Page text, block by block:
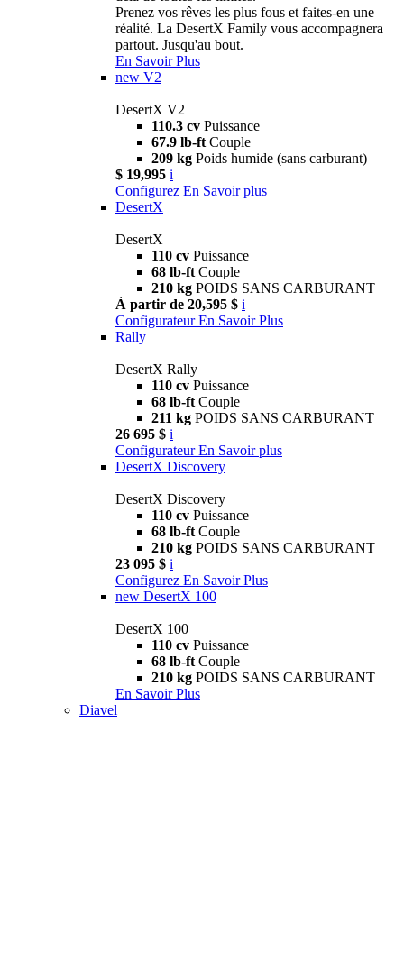
Prenez vos rêves les plus fous et faites-en une
réalité. La DesertX Family vous accompagnera
partout. Jusqu'au bout.
En Savoir Plus
new V2
DesertX V2
110.3 cv Puissance
67.9 lb-ft Couple
209 kg Poids humide (sans carburant)
$ 19,995 i
Configurez En Savoir plus
DesertX
DesertX
110 cv Puissance
68 lb-ft Couple
210 kg POIDS SANS CARBURANT
À partir de 20,595 $ i
Configurateur En Savoir Plus
Rally
DesertX Rally
110 cv Puissance
68 lb-ft Couple
211 kg POIDS SANS CARBURANT
26 695 $ i
Configurateur En Savoir plus
DesertX Discovery
DesertX Discovery
110 cv Puissance
68 lb-ft Couple
210 kg POIDS SANS CARBURANT
23 095 $ i
Configurez En Savoir Plus
new DesertX 100
DesertX 100
110 cv Puissance
68 lb-ft Couple
210 kg POIDS SANS CARBURANT
En Savoir Plus
Diavel